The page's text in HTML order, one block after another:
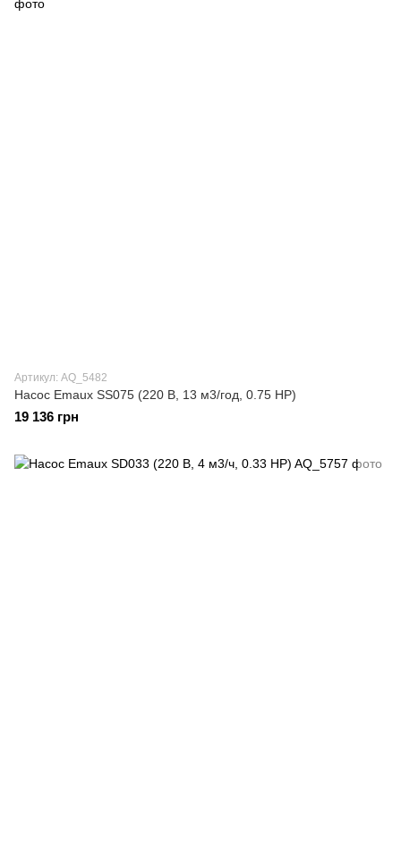
Артикул: AQ_5482
Насос Emaux SS075 (220 В, 13 м3/год, 0.75 HP)
19 136 грн